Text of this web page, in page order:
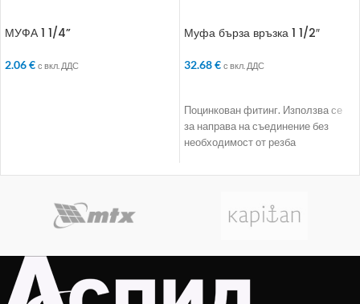
МУФА 1 1/4”
2.06€ с вкл. ДДС
Муфа бърза връзка 1 1/2″
32.68€ с вкл. ДДС
Поцинкован фитинг. Използва се
за направа на съединение без
необходимост от резба